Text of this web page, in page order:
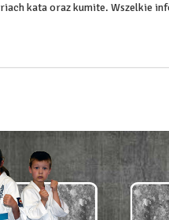
kata oraz kumite. Wszelkie